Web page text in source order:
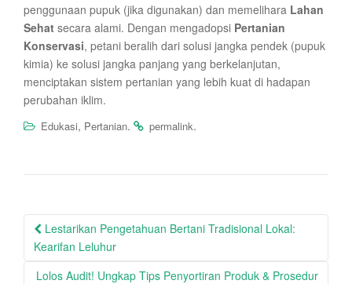
penggunaan pupuk (jika digunakan) dan memelihara Lahan
Sehat secara alami. Dengan mengadopsi Pertanian
Konservasi, petani beralih dari solusi jangka pendek (pupuk
kimia) ke solusi jangka panjang yang berkelanjutan,
menciptakan sistem pertanian yang lebih kuat di hadapan
perubahan iklim.
Edukasi, Pertanian. permalink.
Post
navigation
Lestarikan Pengetahuan Bertani Tradisional Lokal:
Kearifan Leluhur
Lolos Audit! Ungkap Tips Penyortiran Produk & Prosedur